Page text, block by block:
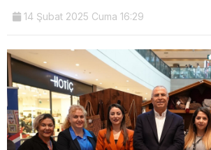
14 Şubat 2025 Cuma 16:29